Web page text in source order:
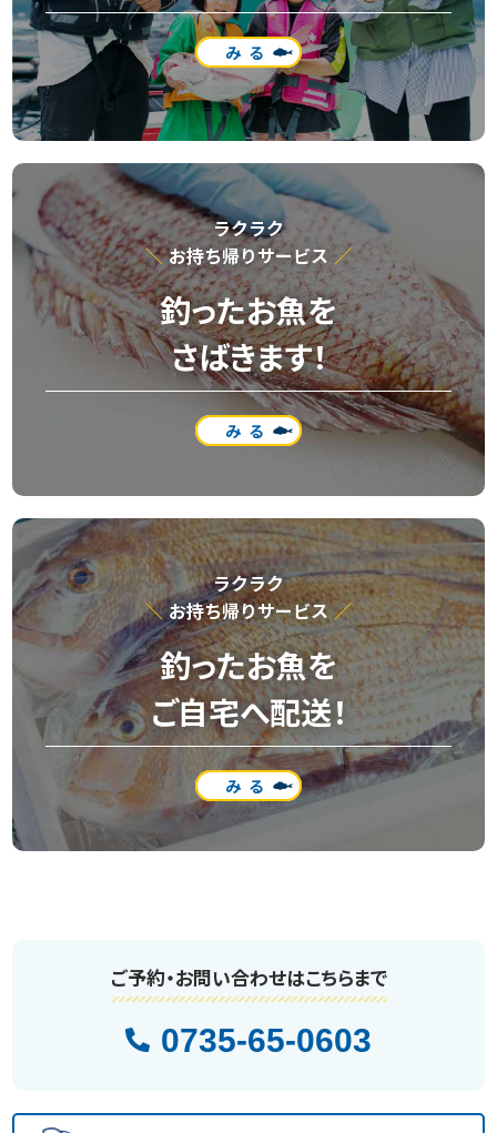
みる
ラクラク
お持ち帰りサービス
釣ったお魚を
さばきます！
みる
ラクラク
お持ち帰りサービス
釣ったお魚を
ご自宅へ配送！
みる
ご予約・お問い合わせはこちらまで
0735-65-0603